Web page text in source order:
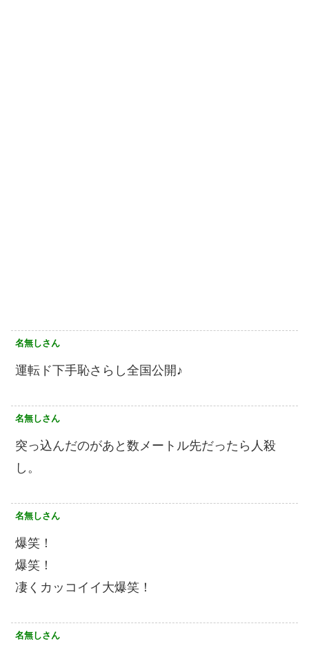
名無しさん
運転ド下手恥さらし全国公開♪
名無しさん
突っ込んだのがあと数メートル先だったら人殺
し。
名無しさん
爆笑！
爆笑！
凄くカッコイイ大爆笑！
名無しさん